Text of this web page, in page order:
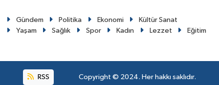
Gündem Politika Ekonomi
Kültür Sanat
Yaşam
Sağlık Spor Kadın Lezzet Eğitim
RSS Copyright © 2024. Her hakkı saklıdır.